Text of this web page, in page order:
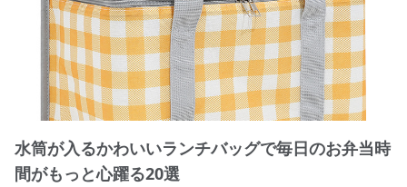
水筒が入るかわいいランチバッグで毎日のお弁当時
間がもっと心躍る20選